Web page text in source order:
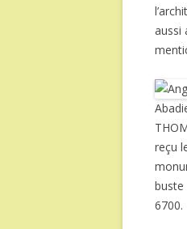
aussi
reçu
buste
6700.